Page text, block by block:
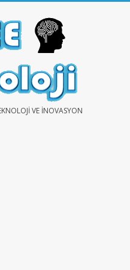
VE İNOVASYON